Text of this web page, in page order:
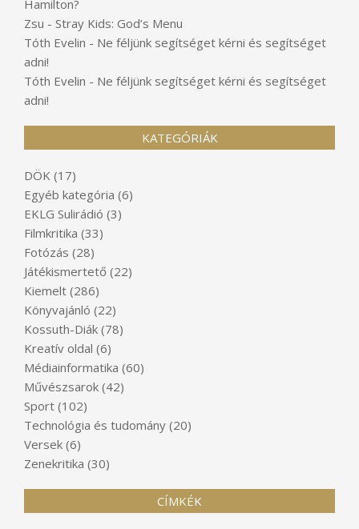
Hamilton?
Zsu - Stray Kids: God’s Menu
Tóth Evelin - Ne féljünk segítséget kérni és segítséget
adni!
Tóth Evelin - Ne féljünk segítséget kérni és segítséget
adni!
KATEGÓRIÁK
DÖK (17)
Egyéb kategória (6)
EKLG Sulirádió (3)
Filmkritika (33)
Fotózás (28)
Játékismertető (22)
Kiemelt (286)
Könyvajánló (22)
Kossuth-Diák (78)
Kreatív oldal (6)
Médiainformatika (60)
Művészsarok (42)
Sport (102)
Technológia és tudomány (20)
Versek (6)
Zenekritika (30)
CÍMKÉK